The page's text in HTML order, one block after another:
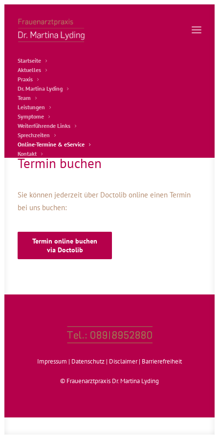
Startseite
Aktuelles
Praxis
Dr. Martina Lyding
Team
Leistungen
Symptome
Weiterführende Links
Sprechzeiten
Online-Termine & eService
Kontakt
Termin buchen
Sie können jederzeit über Doctolib online einen Termin
bei uns buchen:
Termin online buchen
via Doctolib
Impressum | Datenschutz | Disclaimer| Barrierefreiheit
© Frauenarztpraxis Dr. Martina Lyding